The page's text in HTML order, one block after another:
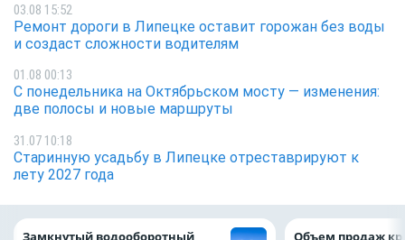
03.08 15:52
Ремонт дороги в Липецке оставит горожан без воды
и создаст сложности водителям
01.08 00:13
С понедельника на Октябрьском мосту — изменения:
две полосы и новые маршруты
31.07 10:18
Старинную усадьбу в Липецке отреставрируют к
лету 2027 года
Замкнутый водооборотный Объем продаж